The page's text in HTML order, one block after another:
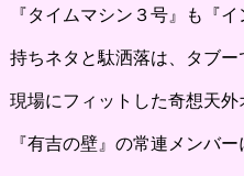
『タイムマシン３号』も『イ
持ちネタと駄洒落は、タブー
現場にフィットした奇想天外
『有吉の壁』の常連メンバー